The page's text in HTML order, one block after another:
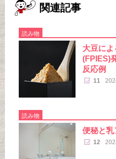
関連記事
読み物
大豆に
(FPIES)
反応例
11
読み物
便秘と
12